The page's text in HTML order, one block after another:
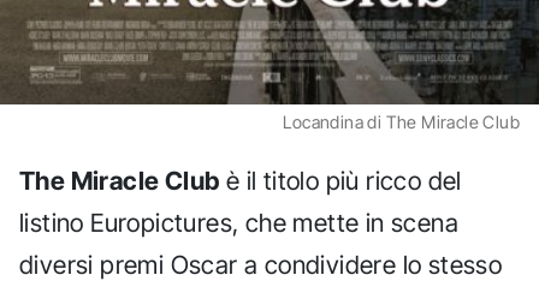
Locandina di The Miracle Club
The Miracle Club è il titolo più ricco del
listino Europictures, che mette in scena
diversi premi Oscar a condividere lo stesso